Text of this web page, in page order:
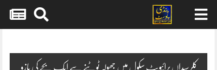
کلرسیداں پرائیویٹ سکول میں جھولہ ٹوٹنے سے ایک بچے کی بازو